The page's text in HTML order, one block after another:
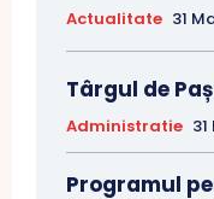
Actualitate 31
Târgul de
Administratie
Programul